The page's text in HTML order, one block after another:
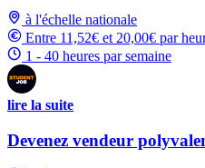
à l'échelle nationale
Entre 11,52€ et 20,00€ par
1 - 40 heures par semaine
lire la suite
Devenez vendeur